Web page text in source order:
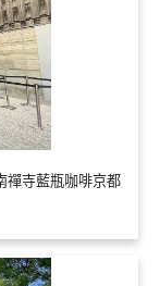
禪寺藍瓶咖啡京都